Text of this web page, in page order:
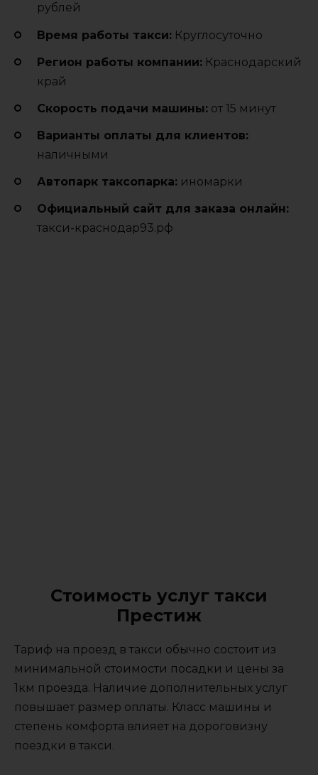
рублей
Время работы такси: Круглосуточно
Регион работы компании: Краснодарский
край
Cкорость подачи машины: от 15 минут
Варианты оплаты для клиентов:
наличными
Автопарк таксопарка: иномарки
Официальный сайт для заказа онлайн:
такси-краснодар93.рф
Стоимость услуг такси
Престиж
Тариф на проезд в такси обычно состоит из
минимальной стоимости посадки и цены за
1км проезда. Наличие дополнительных услуг
повышает размер оплаты. Класс машины и
степень комфорта влияет на дороговизну
поездки в такси.